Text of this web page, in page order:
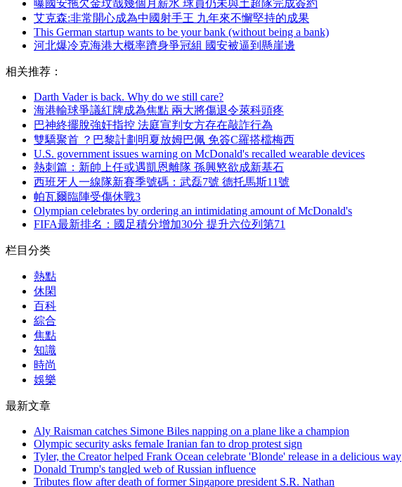
曝國安拖欠金玟哉幾個月薪水 球員仍未與土超隊完成簽約
艾克森:非常開心成為中國射手王 九年來不懈堅持的成果
This German startup wants to be your bank (without being a bank)
河北爆冷克海港大概率躋身爭冠組 國安被逼到懸崖邊
相关推荐：
Darth Vader is back. Why do we still care?
海港輸球爭議紅牌成為焦點 兩大將傷退令萊科頭疼
巴神終擺脫強奸指控 法庭宣判女方存在敲詐行為
雙驕聚首 ？巴黎計劃明夏放姆巴佩 免簽C羅搭檔梅西
U.S. government issues warning on McDonald's recalled wearable devices
熱刺篇 ：新帥上任或遇凱恩離隊 孫興慜欲成新基石
西班牙人一線隊新賽季號碼：武磊7號 德托馬斯11號
帕瓦爾臨陣受傷休戰3
Olympian celebrates by ordering an intimidating amount of McDonald's
FIFA最新排名：國足積分增加30分 提升六位列第71
栏目分类
熱點
休閑
百科
綜合
焦點
知識
時尚
娛樂
最新文章
Aly Raisman catches Simone Biles napping on a plane like a champion
Olympic security asks female Iranian fan to drop protest sign
Tyler, the Creator helped Frank Ocean celebrate 'Blonde' release in a delicious way
Donald Trump's tangled web of Russian influence
Tributes flow after death of former Singapore president S.R. Nathan